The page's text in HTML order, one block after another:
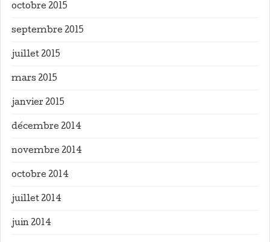
octobre 2015
septembre 2015
juillet 2015
mars 2015
janvier 2015
décembre 2014
novembre 2014
octobre 2014
juillet 2014
juin 2014